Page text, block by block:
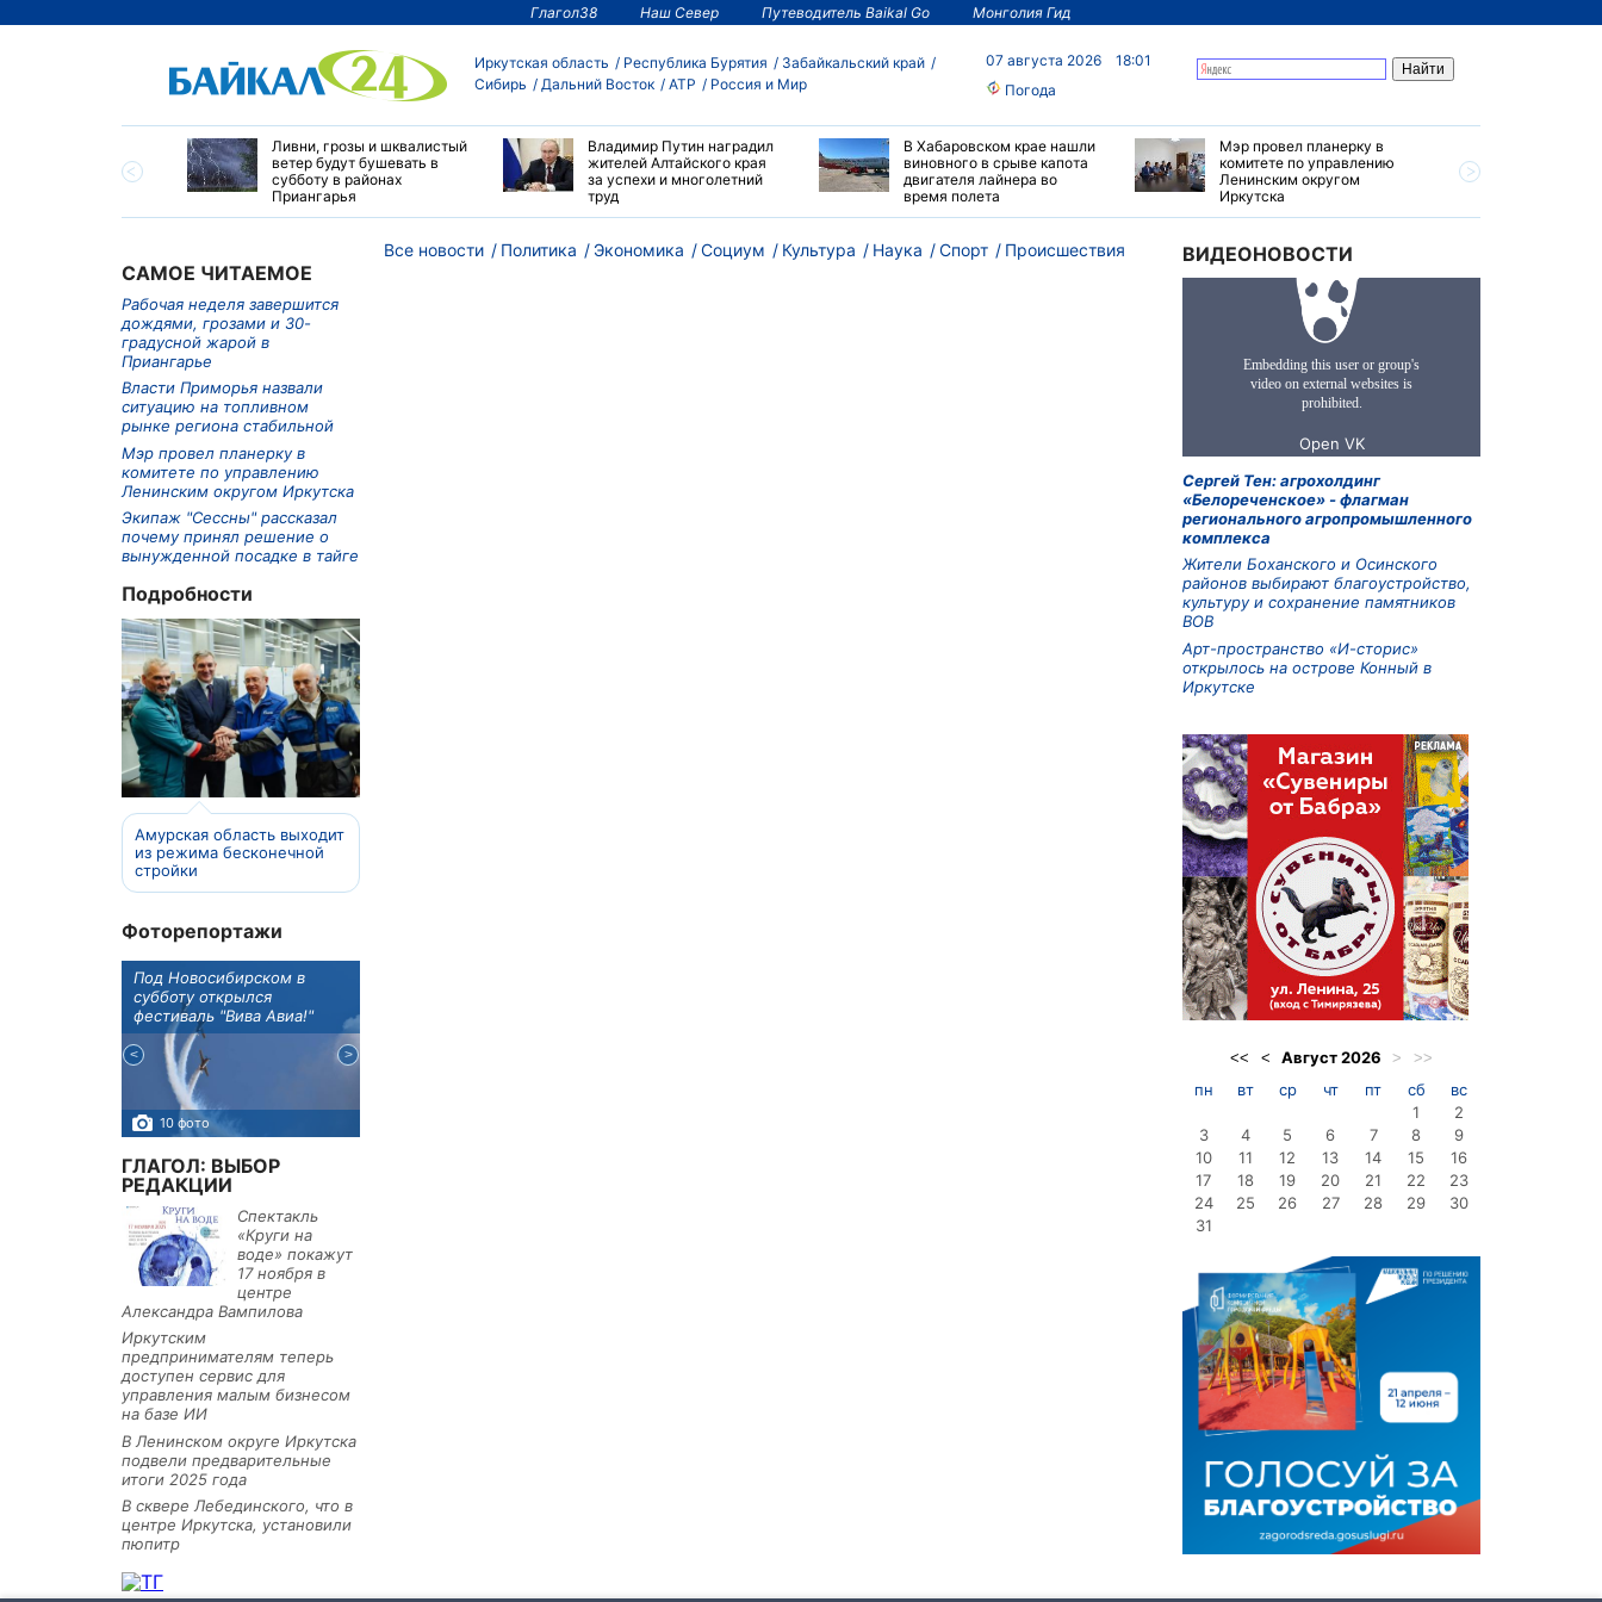
Глагол38 Наш Север Путеводитель Baikal Go Монголия Гид
Иркутская область Республика Бурятия
Забайкальский край
Сибирь
Дальний Восток АТР Россия и Мир
07 августа 2026
18:01
Погода
в поездки со
ВСЖД в январе-
Ливни, грозы и шквалистый
ветер будут бушевать в
субботу в районах
Приангарья
Владимир Путин наградил
жителей Алтайского края
за успехи и многолетний
труд
В Хабаровском крае нашли
виновного в срыве капота
двигателя лайнера во
время полета
Мэр провел планерку в
комитете по управлению
Ленинским округом
Иркутска
САМОЕ ЧИТАЕМОЕ
Рабочая неделя завершится
дождями, грозами и 30-
градусной жарой в
Приангарье
Власти Приморья назвали
ситуацию на топливном
рынке региона стабильной
Мэр провел планерку в
комитете по управлению
Ленинским округом Иркутска
Экипаж "Сессны" рассказал
почему принял решение о
вынужденной посадке в тайге
Подробности
Амурская область выходит
из режима бесконечной
стройки
Фоторепортажи
Под Новосибирском в
субботу открылся
фестиваль "Вива Авиа!"
10 фото
ГЛАГОЛ: ВЫБОР
РЕДАКЦИИ
Спектакль
«Круги на
воде» покажут
17 ноября в
центре
Александра Вампилова
Иркутским
предпринимателям теперь
доступен сервис для
управления малым бизнесом
на базе ИИ
В Ленинском округе Иркутска
подвели предварительные
итоги 2025 года
В сквере Лебединского, что в
центре Иркутска, установили
пюпитр
Все новости Политика Экономика Социум Культура Наука Спорт Происшествия ВИДЕОНОВОСТИ
Сергей Тен: агрохолдинг
«Белореченское» - флагман
регионального агропромышленного
комплекса
Жители Боханского и Осинского
районов выбирают благоустройство,
культуру и сохранение памятников
ВОВ
Арт-пространство «И-сторис»
открылось на острове Конный в
Иркутске
<< < Август2026 > >>
пн вт ср чт пт сб
вс
1
2
3
4 5 6 7 8
9
10
11 12 13 14 15
16
17
18 19 20 21 22
23
24
25 26 27 28 29
30
31